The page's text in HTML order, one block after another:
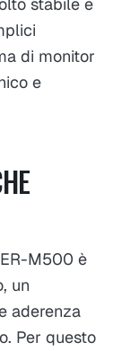
di monitor
e
M500 è
un
aderenza
Per questo